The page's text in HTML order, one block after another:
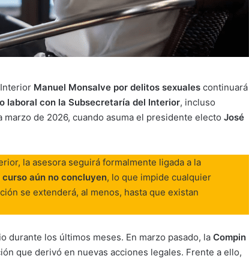
Manuel Monsalve por delitos sexuales continuará
laboral con la Subsecretaría del Interior, incluso
de 2026, cuando asuma el presidente electo José
la asesora seguirá formalmente ligada a la
aún no concluyen, lo que impide cualquier
se extenderá, al menos, hasta que existan
durante los últimos meses. En marzo pasado, la Compin
que derivó en nuevas acciones legales. Frente a ello,